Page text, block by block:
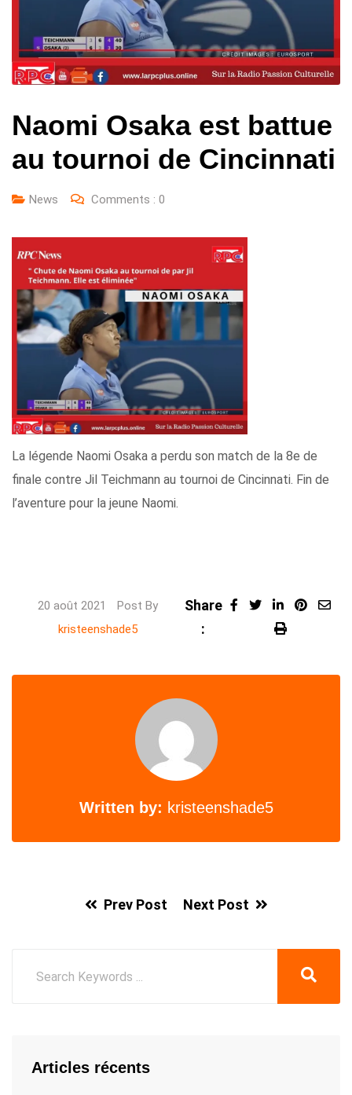
Naomi Osaka est battue
au tournoi de Cincinnati
News Comments : 0
La légende Naomi Osaka a perdu son match de la 8e de
finale contre Jil Teichmann au tournoi de Cincinnati. Fin de
l’aventure pour la jeune Naomi.
20 août 2021
Post By
kristeenshade5
Share
:
LinkedIn
Print
Written by: kristeenshade5
Prev Post Next Post
Articles récents